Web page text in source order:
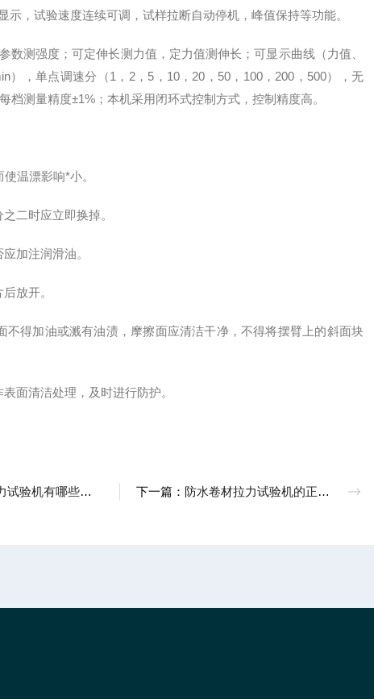
，试验速度连续可调，试样拉断自动停机，峰值保持等功能。
测强度；可定伸长测力值，定力值测伸长；可显示曲线（力值、
，单点调速分（1，2，5，10，20，50，100，200，500），无
测量精度±1%；本机采用闭环式控制方式，控制精度高。
温漂影响*小。
二时应立即换掉。
加注润滑油。
放开。
得加油或溅有油渍，摩擦面应清洁干净，不得将摆臂上的斜面块
面清洁处理，及时进行防护。
机有哪些设备配置呢 下一篇： 防水卷材拉力试验机的正确操作步骤